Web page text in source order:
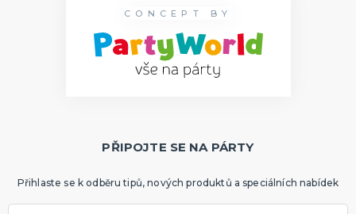
CONCEPT BY
PŘIPOJTE SE NA PÁRTY
Přihlaste se k odběru tipů, nových produktů a speciálních nabídek